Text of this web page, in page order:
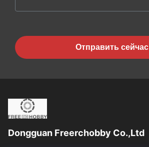
Отправить сейчас
Dongguan Freerchobby Co.,Ltd